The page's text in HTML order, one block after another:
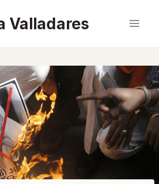
Valladares